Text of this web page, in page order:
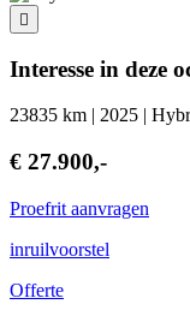
Interesse in deze
23835 km | 2025 |
€ 27.900,-
Proefrit aanvragen
inruilvoorstel
Offerte